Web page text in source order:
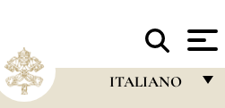
ITALIANO